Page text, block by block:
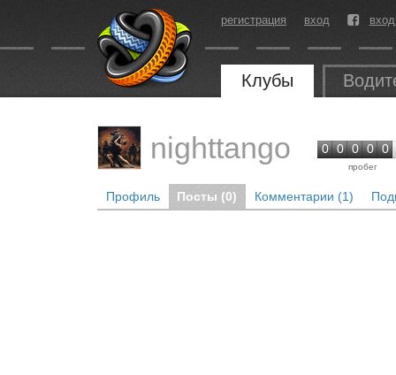
регистрация вход
Клубы
nighttango 0 0 0 0 0
пробег
Профиль Посты (0) Комментарии (1)